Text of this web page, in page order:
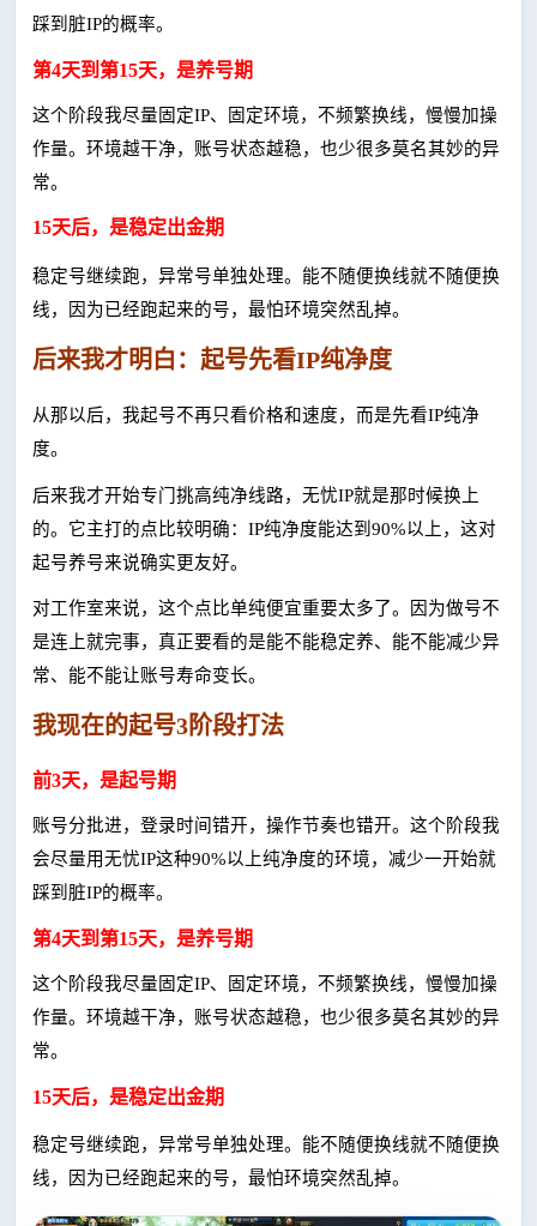
踩到脏IP的概率。
第4天到第15天，是养号期
这个阶段我尽量固定IP、固定环境，不频繁换线，慢慢加操
作量。环境越干净，账号状态越稳，也少很多莫名其妙的异
常。
15天后，是稳定出金期
稳定号继续跑，异常号单独处理。能不随便换线就不随便换
线，因为已经跑起来的号，最怕环境突然乱掉。
后来我才明白：起号先看IP纯净度
从那以后，我起号不再只看价格和速度，而是先看IP纯净
度。
后来我才开始专门挑高纯净线路，无忧IP就是那时候换上
的。它主打的点比较明确：IP纯净度能达到90%以上，这对
起号养号来说确实更友好。
对工作室来说，这个点比单纯便宜重要太多了。因为做号不
是连上就完事，真正要看的是能不能稳定养、能不能减少异
常、能不能让账号寿命变长。
我现在的起号3阶段打法
前3天，是起号期
账号分批进，登录时间错开，操作节奏也错开。这个阶段我
会尽量用无忧IP这种90%以上纯净度的环境，减少一开始就
踩到脏IP的概率。
第4天到第15天，是养号期
这个阶段我尽量固定IP、固定环境，不频繁换线，慢慢加操
作量。环境越干净，账号状态越稳，也少很多莫名其妙的异
常。
15天后，是稳定出金期
稳定号继续跑，异常号单独处理。能不随便换线就不随便换
线，因为已经跑起来的号，最怕环境突然乱掉。